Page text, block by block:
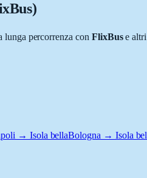
lunga percorrenza con FlixBuse altri
→ Isola bellaBologna → Isola